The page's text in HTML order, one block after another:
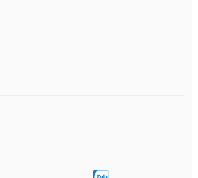
5,2m
EN131, CE
thang nhôm tốt nhất: